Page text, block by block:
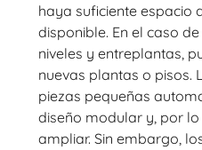
haya suficiente espacio
disponible. En el caso
niveles y entreplantas,
nuevas plantas o pisos.
piezas pequeñas
diseño modular y, por
ampliar. Sin embargo,